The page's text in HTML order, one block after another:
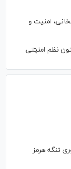
امنیت و
شماره ۴۱۰| هرمز؛ ستون نظم امنیّتی
تنگه هرمز